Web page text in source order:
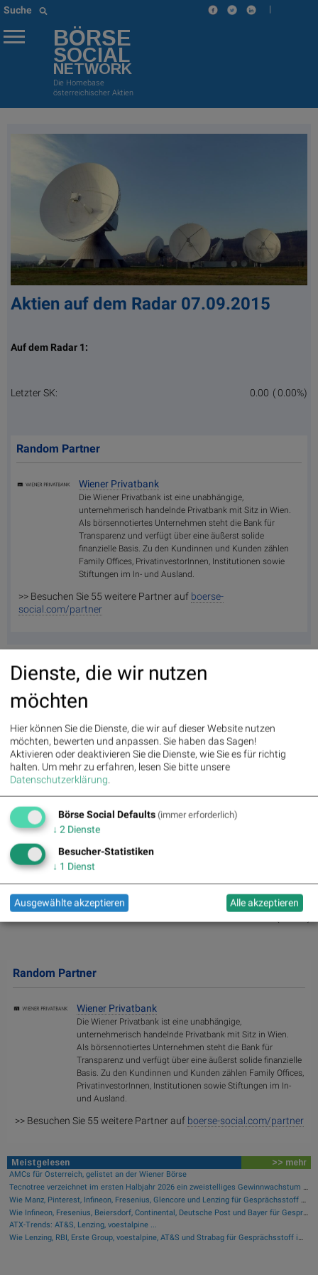
Suche |
BÖRSE
SOCIAL
NETWORK
Die Homebase
österreichischer Aktien
Aktien auf dem Radar 07.09.2015
Auf dem Radar 1:
Letzter SK: ( 0.00%)
0.00
Random Partner
Wiener Privatbank
Die Wiener Privatbank ist eine unabhängige,
unternehmerisch handelnde Privatbank mit Sitz in Wien.
Als börsennotiertes Unternehmen steht die Bank für
Transparenz und verfügt über eine äußerst solide
finanzielle Basis. Zu den Kundinnen und Kunden zählen
Family Offices, PrivatinvestorInnen, Institutionen sowie
Stiftungen im In- und Ausland.
>> Besuchen Sie 55 weitere Partner auf boerse-
social.com/partner
Aktien auf dem Radar 07.09.2015
Auf dem Radar 1:
Random Partner
Wiener Privatbank
Die Wiener Privatbank ist eine unabhängige,
unternehmerisch handelnde Privatbank mit Sitz in Wien.
Als börsennotiertes Unternehmen steht die Bank für
Transparenz und verfügt über eine äußerst solide finanzielle
Basis. Zu den Kundinnen und Kunden zählen Family Offices,
PrivatinvestorInnen, Institutionen sowie Stiftungen im In-
und Ausland.
>> Besuchen Sie 55 weitere Partner auf boerse-social.com/partner
Meistgelesen >> mehr
AMCs für Österreich, gelistet an der Wiener Börse
Tecnotree verzeichnet im ersten Halbjahr 2026 ein zweistelliges Gewinnwachstum und eine beschleunigte Einführungsdynamik
Wie Manz, Pinterest, Infineon, Fresenius, Glencore und Lenzing für Gesprächsstoff sorgten
Wie Infineon, Fresenius, Beiersdorf, Continental, Deutsche Post und Bayer für Gesprächsstoff im DAX sorgten
ATX-Trends: AT&S, Lenzing, voestalpine ...
Wie Lenzing, RBI, Erste Group, voestalpine, AT&S und Strabag für Gesprächsstoff im ATX sorgten
Dienste, die wir nutzen
möchten
Hier können Sie die Dienste, die wir auf dieser Website nutzen
möchten, bewerten und anpassen. Sie haben das Sagen!
Aktivieren oder deaktivieren Sie die Dienste, wie Sie es für richtig
halten. Um mehr zu erfahren, lesen Sie bitte unsere
Datenschutzerklärung.
Börse Social Defaults (immer erforderlich)
↓ 2 Dienste
Besucher-Statistiken
↓ 1 Dienst
Ausgewählte akzeptieren Alle akzeptieren